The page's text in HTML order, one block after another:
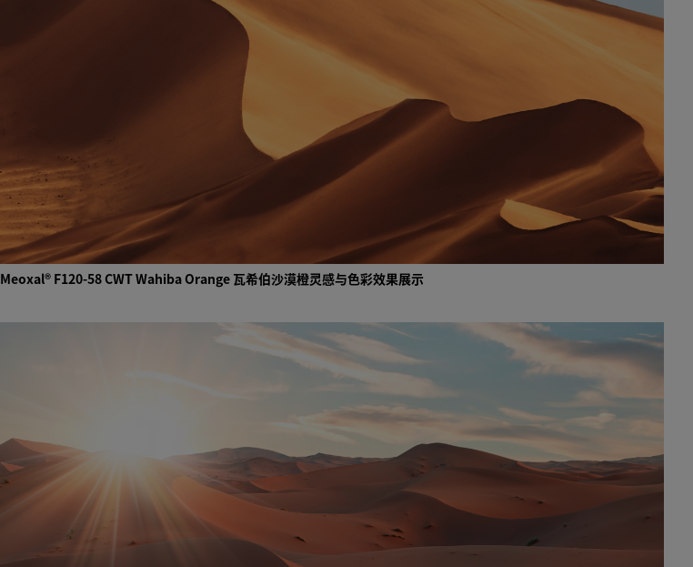
Meoxal® F120-58 CWT Wahiba Orange 瓦希伯沙漠橙灵感与色彩效果展示